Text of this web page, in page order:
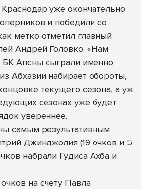
Краснодар уже окончательно
и победили со
метко отметил главный
Андрей Головко: «Нам
БК Апсны сыграли именно
Абхазии набирает обороты,
текущего сезона, а уж
сезонах уже будет
увереннее.
самым результативным
Джинджолия (19 очков и 5
набрали Гудиса Ахба и
на счету Павла